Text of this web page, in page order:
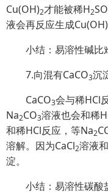
Cu(OH)2才能被稀H2SO
液会再反应生成Cu(OH)
小结：易溶性碱比
7.向混有CaCO3沉
CaCO3会与稀HCl
Na2CO3溶液也会和稀
和稀HCl反应，等Na2
溶解。因为CaCl2溶液
淀。
小结：易溶性碳酸